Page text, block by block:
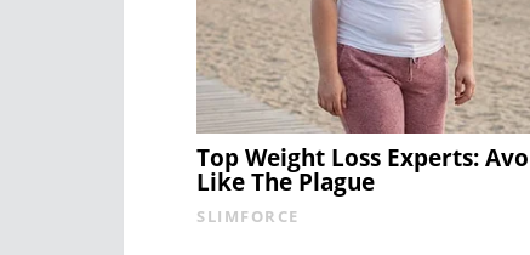
Top Weight Loss Experts:
Like The Plague
SLIMFORCE